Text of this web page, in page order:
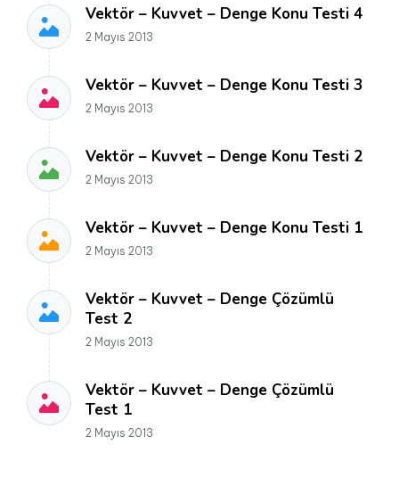
Vektör – Kuvvet – Denge Konu Testi 4
2 Mayıs 2013
Vektör – Kuvvet – Denge Konu Testi 3
2 Mayıs 2013
Vektör – Kuvvet – Denge Konu Testi 2
2 Mayıs 2013
Vektör – Kuvvet – Denge Konu Testi 1
2 Mayıs 2013
Vektör – Kuvvet – Denge Çözümlü
Test 2
2 Mayıs 2013
Vektör – Kuvvet – Denge Çözümlü
Test 1
2 Mayıs 2013